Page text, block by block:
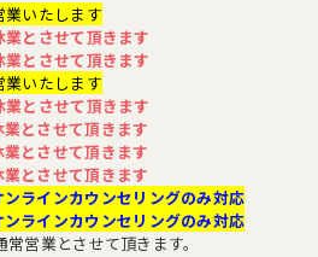
業いたします
業とさせて頂きます
業とさせて頂きます
業いたします
業とさせて頂きます
業とさせて頂きます
業とさせて頂きます
業とさせて頂きます
ンラインカウンセリングのみ対応
ンラインカウンセリングのみ対応
営業とさせて頂きます。